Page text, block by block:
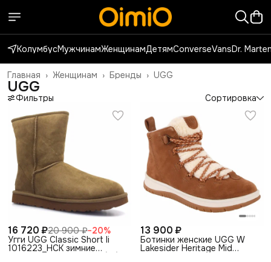
КолумбусМужчинамЖенщинамДетямConverseVansDr.
UGG
Бренды ›
Женщинам ›
Главная ›
UGG
Фильтры Сортировка
16 720 ₽20 900 ₽−20%
Угги UGG Classic Short Ii
1016223_HCK зимние
13 900 ₽
Ботинки женские UGG W
Lakesider Heritage Mid